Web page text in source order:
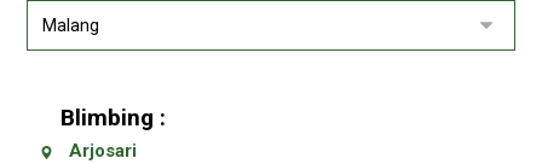
Blimbing :
Arjosari